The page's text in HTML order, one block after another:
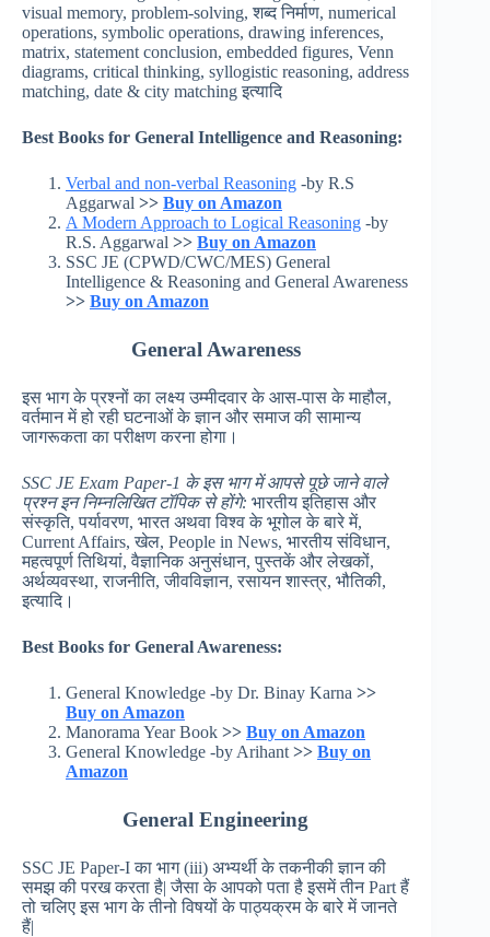
visual memory, problem-solving, शब्द निर्माण, numerical
operations, symbolic operations, drawing inferences,
matrix, statement conclusion, embedded figures, Venn
diagrams, critical thinking, syllogistic reasoning, address
matching, date & city matching इत्यादि
Best Books for General Intelligence and Reasoning:
Verbal and non-verbal Reasoning -by R.S
Aggarwal >> Buy on Amazon
A Modern Approach to Logical Reasoning -by
R.S. Aggarwal >> Buy on Amazon
SSC JE (CPWD/CWC/MES) General
Intelligence & Reasoning and General Awareness
>> Buy on Amazon
General Awareness
इस भाग के प्रश्नों का लक्ष्य उम्मीदवार के आस-पास के माहौल,
वर्तमान में हो रही घटनाओं के ज्ञान और समाज की सामान्य
जागरूकता का परीक्षण करना होगा।
SSC JE Exam Paper-1 के इस भाग में आपसे पूछे जाने वाले
प्रश्न इन निम्नलिखित टॉपिक से होंगे: भारतीय इतिहास और
संस्कृति, पर्यावरण, भारत अथवा विश्व के भूगोल के बारे में,
Current Affairs, खेल, People in News, भारतीय संविधान,
महत्वपूर्ण तिथियां, वैज्ञानिक अनुसंधान, पुस्तकें और लेखकों,
अर्थव्यवस्था, राजनीति, जीवविज्ञान, रसायन शास्त्र, भौतिकी,
इत्यादि।
Best Books for General Awareness:
General Knowledge -by Dr. Binay Karna >>
Buy on Amazon
Manorama Year Book >> Buy on Amazon
General Knowledge -by Arihant >> Buy on
Amazon
General Engineering
SSC JE Paper-I का भाग (iii) अभ्यर्थी के तकनीकी ज्ञान की
समझ की परख करता है| जैसा के आपको पता है इसमें तीन Part हैं
तो चलिए इस भाग के तीनो विषयों के पाठ्यक्रम के बारे में जानते
हैं|